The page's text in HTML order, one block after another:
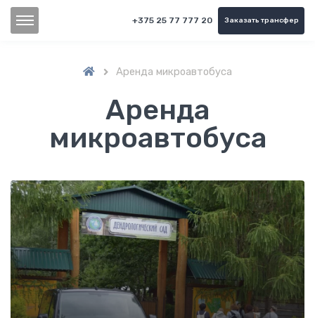
+375 25 77 777 20 Заказать трансфер
 Аренда микроавтобуса
Аренда
микроавтобуса